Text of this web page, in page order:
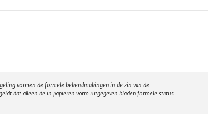
vormen de formele bekendmakingen in de zin van de
dat alleen de in papieren vorm uitgegeven bladen formele status